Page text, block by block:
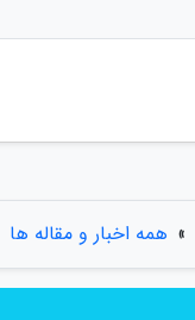
» همه اخبار و مقاله ها